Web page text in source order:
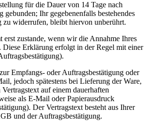
für die Dauer von 14 Tage nach
gebunden; Ihr gegebenenfalls bestehendes
zu widerrufen, bleibt hiervon unberührt.
erst zustande, wenn wir die Annahme Ihres
Diese Erklärung erfolgt in der Regel mit einer
Empfangs- oder Auftragsbestätigung oder
jedoch spätestens bei Lieferung der Ware,
auf einem dauerhaften
als E-Mail oder Papierausdruck
Der Vertragstext besteht aus Ihrer
und der Auftragsbestätigung.